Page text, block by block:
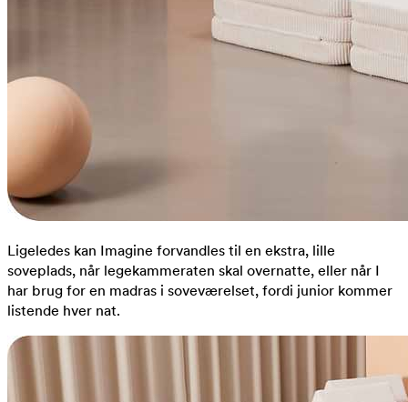
Ligeledes kan Imagine forvandles til en ekstra, lille
soveplads, når legekammeraten skal overnatte, eller når I
har brug for en madras i soveværelset, fordi junior kommer
listende hver nat.